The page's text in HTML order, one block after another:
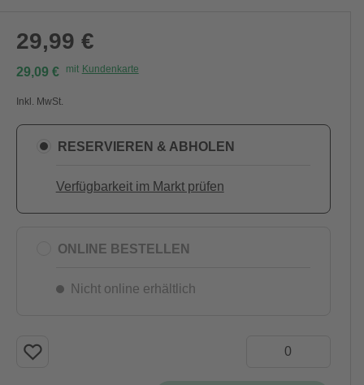
29,99 €
29,09 € mit Kundenkarte
Inkl. MwSt.
RESERVIEREN & ABHOLEN
Verfügbarkeit im Markt prüfen
ONLINE BESTELLEN
Nicht online erhältlich